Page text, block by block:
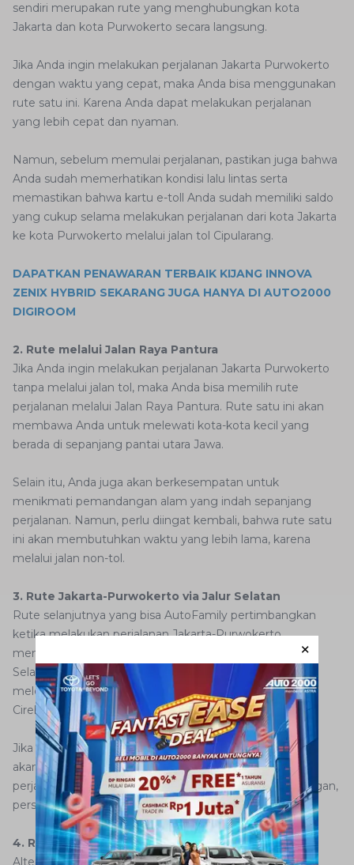
sendiri merupakan rute yang menghubungkan kota
Jakarta dan kota Purwokerto secara langsung.
Jika Anda ingin melakukan perjalanan Jakarta Purwokerto
dengan waktu yang cepat, maka Anda bisa menggunakan
rute satu ini. Karena Anda dapat melakukan perjalanan
yang lebih cepat dan nyaman.
Namun, sebelum memulai perjalanan, pastikan juga bahwa
Anda sudah memerhatikan kondisi lalu lintas serta
memastikan bahwa kartu e-toll Anda sudah memiliki saldo
yang cukup selama melakukan perjalanan dari kota Jakarta
ke kota Purwokerto melalui jalan tol Cipularang.
DAPATKAN PENAWARAN TERBAIK KIJANG INNOVA
ZENIX HYBRID SEKARANG JUGA HANYA DI AUTO2000
DIGIROOM
2. Rute melalui Jalan Raya Pantura
Jika Anda ingin melakukan perjalanan Jakarta Purwokerto
tanpa melalui jalan tol, maka Anda bisa memilih rute
perjalanan melalui Jalan Raya Pantura. Rute satu ini akan
membawa Anda untuk melewati kota-kota kecil yang
berada di sepanjang pantai utara Jawa.
Selain itu, Anda juga akan berkesempatan untuk
menikmati pemandangan alam yang indah sepanjang
perjalanan. Namun, perlu diingat kembali, bahwa rute satu
ini akan membutuhkan waktu yang lebih lama, karena
melalui jalan non-tol.
3. Rute Jakarta-Purwokerto via Jalur Selatan
Rute selanjutnya yang bisa AutoFamily pertimbangkan
ketika melakukan perjalanan Jakarta-Purwokerto
menggunakan mobil pribadi adalah melalui Jalan Raya
Selatan. Rute satu ini akan membawa Anda untuk
melewati kota-kota indah di pulau Jawa, seperti kota
Cirebon, Tegal, hingga Pekalongan.
Jika Anda memilih rute Jalan Raya Selatan, maka Anda
akan berkesempatan untuk mendapatkan pengalaman
perjalanan yang berbeda dengan melintasi perkampungan,
persawahan, dan perbukitan.
4. Rute Jakarta-Purwokerto Lewat Tol Cipali